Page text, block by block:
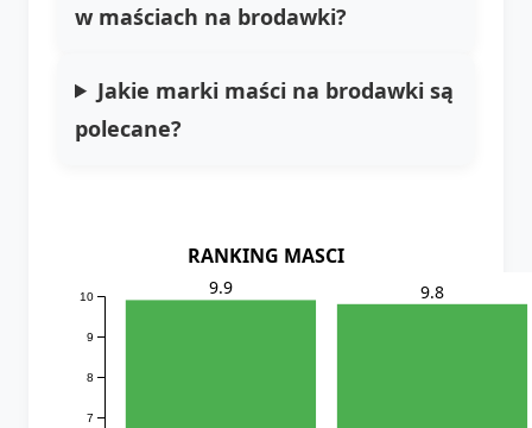
w maściach na brodawki?
Jakie marki maści na brodawki są
polecane?
RANKING MASCI
7
8
9
10 9.9 9.8